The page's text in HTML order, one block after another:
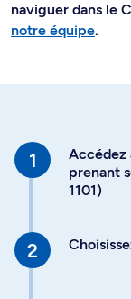
naviguer dans le
notre équipe.
Accédez
prenant
1101)